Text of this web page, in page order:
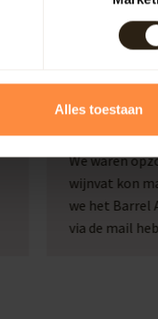
Alles toestaan
Laura
Wijnvat
We waren
wijnvat kon
we het Barrel
via de mail